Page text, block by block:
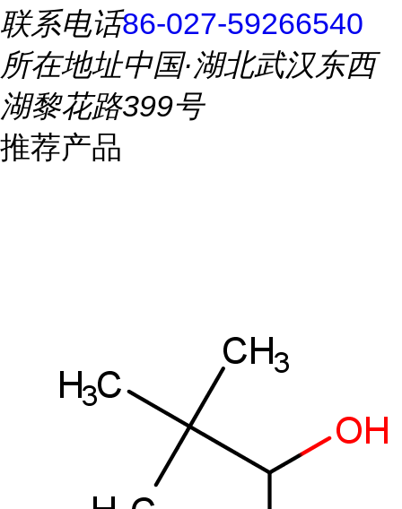
联系电话86-027-59266540
所在地址中国·湖北武汉东西
湖黎花路399号
推荐产品